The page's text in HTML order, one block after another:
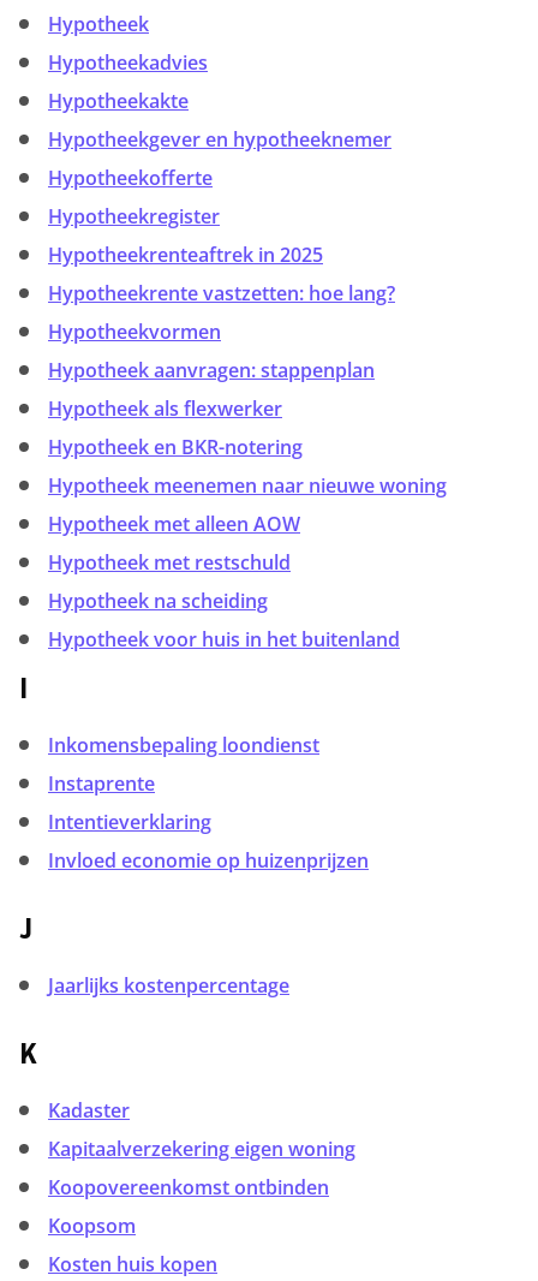
Hypotheek
Hypotheekadvies
Hypotheekakte
Hypotheekgever en hypotheeknemer
Hypotheekofferte
Hypotheekregister
Hypotheekrenteaftrek in 2025
Hypotheekrente vastzetten: hoe lang?
Hypotheekvormen
Hypotheek aanvragen: stappenplan
Hypotheek als flexwerker
Hypotheek en BKR-notering
Hypotheek meenemen naar nieuwe woning
Hypotheek met alleen AOW
Hypotheek met restschuld
Hypotheek na scheiding
Hypotheek voor huis in het buitenland
I
Inkomensbepaling loondienst
Instaprente
Intentieverklaring
Invloed economie op huizenprijzen
J
Jaarlijks kostenpercentage
K
Kadaster
Kapitaalverzekering eigen woning
Koopovereenkomst ontbinden
Koopsom
Kosten huis kopen